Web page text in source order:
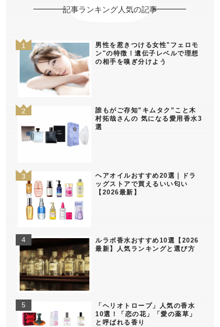
記事ランキング人気の記事
男性を惹きつける女性"フェロモ
ン"の特徴！遺伝子レベルで理想
の相手を嗅ぎ分けよう
誰もがご存知”キムタク”こと木
村拓哉さんの 気になる愛用香水3
選
ヘアオイルおすすめ20選｜ドラ
ッグストアで買えるいい匂い
【2026最新】
ルラボ香水おすすめ10選【2026
最新】人気ランキングと選び方
「ヘリオトロープ」人気の香水
10選！「恋の花」「愛の薬草」
と呼ばれる香り